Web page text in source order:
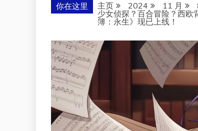
你在这里 主页 2024 11 月
少女侦探？百合冒险？西欧
簿：永生》现已上线！